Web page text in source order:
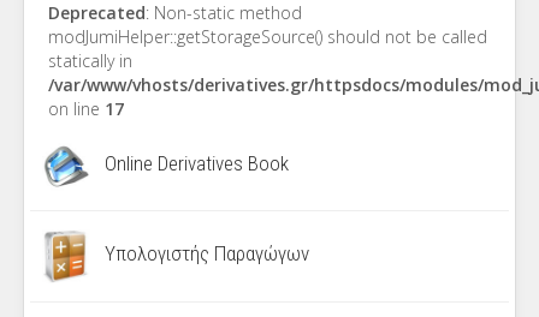
Deprecated: Non-static method
modJumiHelper::getStorageSource() should not be called
statically in
/var/www/vhosts/derivatives.gr/httpsdocs/modules/
on line 17
Online Derivatives Book
Υπολογιστής Παραγώγων